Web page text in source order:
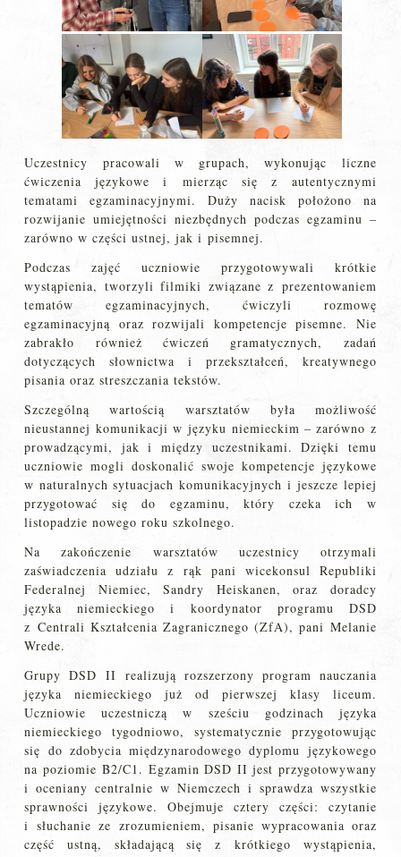
Uczestnicy pracowali w grupach, wykonując liczne
ćwiczenia językowe i mierząc się z autentycznymi
tematami egzaminacyjnymi. Duży nacisk położono na
rozwijanie umiejętności niezbędnych podczas egzaminu –
zarówno w części ustnej, jak i pisemnej.
Podczas zajęć uczniowie przygotowywali krótkie
wystąpienia, tworzyli filmiki związane z prezentowaniem
tematów egzaminacyjnych, ćwiczyli rozmowę
egzaminacyjną oraz rozwijali kompetencje pisemne. Nie
zabrakło również ćwiczeń gramatycznych, zadań
dotyczących słownictwa i przekształceń, kreatywnego
pisania oraz streszczania tekstów.
Szczególną wartością warsztatów była możliwość
nieustannej komunikacji w języku niemieckim – zarówno z
prowadzącymi, jak i między uczestnikami. Dzięki temu
uczniowie mogli doskonalić swoje kompetencje językowe
w naturalnych sytuacjach komunikacyjnych i jeszcze lepiej
przygotować się do egzaminu, który czeka ich w
listopadzie nowego roku szkolnego.
Na zakończenie warsztatów uczestnicy otrzymali
zaświadczenia udziału z rąk pani wicekonsul Republiki
Federalnej Niemiec, Sandry Heiskanen, oraz doradcy
języka niemieckiego i koordynator programu DSD
z Centrali Kształcenia Zagranicznego (ZfA), pani Melanie
Wrede.
Grupy DSD II realizują rozszerzony program nauczania
języka niemieckiego już od pierwszej klasy liceum.
Uczniowie uczestniczą w sześciu godzinach języka
niemieckiego tygodniowo, systematycznie przygotowując
się do zdobycia międzynarodowego dyplomu językowego
na poziomie B2/C1. Egzamin DSD II jest przygotowywany
i oceniany centralnie w Niemczech i sprawdza wszystkie
sprawności językowe. Obejmuje cztery części: czytanie
i słuchanie ze zrozumieniem, pisanie wypracowania oraz
część ustną, składającą się z krótkiego wystąpienia,